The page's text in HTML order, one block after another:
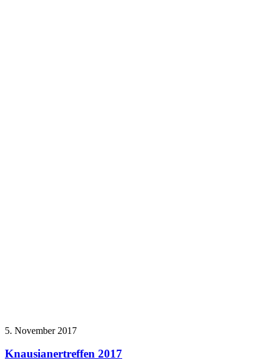
5. November 2017
Knausianertreffen 2017